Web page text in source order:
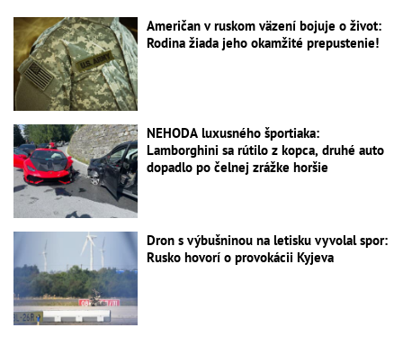
Američan v ruskom väzení bojuje o život:
Rodina žiada jeho okamžité prepustenie!
NEHODA luxusného športiaka:
Lamborghini sa rútilo z kopca, druhé auto
dopadlo po čelnej zrážke horšie
Dron s výbušninou na letisku vyvolal spor:
Rusko hovorí o provokácii Kyjeva